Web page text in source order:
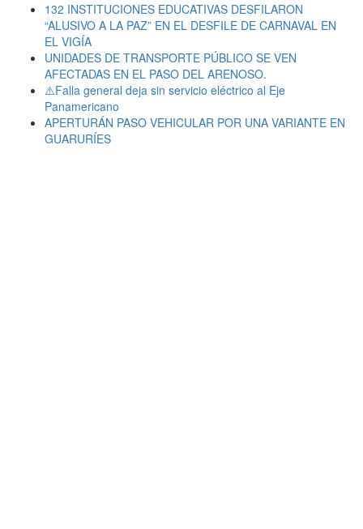
132 INSTITUCIONES EDUCATIVAS DESFILARON
“ALUSIVO A LA PAZ” EN EL DESFILE DE CARNAVAL EN
EL VIGÍA
UNIDADES DE TRANSPORTE PÚBLICO SE VEN
AFECTADAS EN EL PASO DEL ARENOSO.
⚠️Falla general deja sin servicio eléctrico al Eje
Panamericano
APERTURÁN PASO VEHICULAR POR UNA VARIANTE EN
GUARURÍES